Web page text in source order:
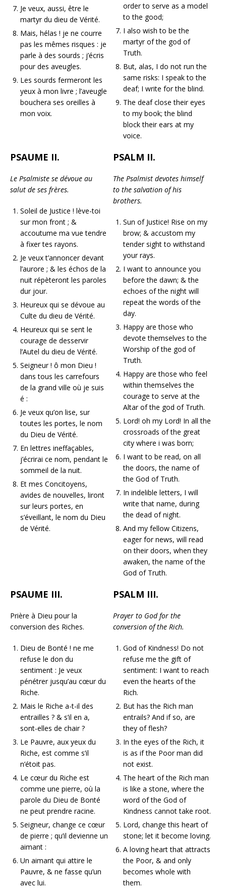
Je veux, aussi, être le
martyr du dieu de Vérité.
Mais, hélas ! je ne courre
pas les mêmes risques : je
parle à des sourds ; j’écris
pour des aveugles.
Les sourds fermeront les
yeux à mon livre ; l’aveugle
bouchera ses oreilles à
mon voix.
order to serve as a model
to the good;
I also wish to be the
martyr of the god of
Truth.
But, alas, I do not run the
same risks: I speak to the
deaf; I write for the blind.
The deaf close their eyes
to my book; the blind
block their ears at my
voice.
PSAUME II.
Le Psalmiste se dévoue au
salut de ses frères.
Soleil de Justice ! lève-toi
sur mon front ; &
accoutume ma vue tendre
à fixer tes rayons.
Je veux t’annoncer devant
l’aurore ; & les échos de la
nuit répèteront les paroles
dur jour.
Heureux qui se dévoue au
Culte du dieu de Vérité.
Heureux qui se sent le
courage de desservir
l’Autel du dieu de Vérité.
Seigneur ! ô mon Dieu !
dans tous les carrefours
de la grand ville où je suis
é :
Je veux qu’on lise, sur
toutes les portes, le nom
du Dieu de Vérité.
En lettres ineffaçables,
j’écrirai ce nom, pendant le
sommeil de la nuit.
Et mes Concitoyens,
avides de nouvelles, liront
sur leurs portes, en
s’éveillant, le nom du Dieu
de Vérité.
PSALM II.
The Psalmist devotes himself
to the salvation of his
brothers.
Sun of Justice! Rise on my
brow; & accustom my
tender sight to withstand
your rays.
I want to announce you
before the dawn; & the
echoes of the night will
repeat the words of the
day.
Happy are those who
devote themselves to the
Worship of the god of
Truth.
Happy are those who feel
within themselves the
courage to serve at the
Altar of the god of Truth.
Lord! oh my Lord! In all the
crossroads of the great
city where i was born;
I want to be read, on all
the doors, the name of
the God of Truth.
In indelible letters, I will
write that name, during
the dead of night.
And my fellow Citizens,
eager for news, will read
on their doors, when they
awaken, the name of the
God of Truth.
PSAUME III.
Prière à Dieu pour la
conversion des Riches.
Dieu de Bonté ! ne me
refuse le don du
sentiment : Je veux
pénétrer jusqu’au cœur du
Riche.
Mais le Riche a-t-il des
entrailles ? & s’il en a,
sont-elles de chair ?
Le Pauvre, aux yeux du
Riche, est comme s’il
n’étoit pas.
Le cœur du Riche est
comme une pierre, où la
parole du Dieu de Bonté
ne peut prendre racine.
Seigneur, change ce cœur
de pierre ; qu’il devienne un
aimant :
Un aimant qui attire le
Pauvre, & ne fasse qu’un
avec lui.
PSALM III.
Prayer to God for the
conversion of the Rich.
God of Kindness! Do not
refuse me the gift of
sentiment: I want to reach
even the hearts of the
Rich.
But has the Rich man
entrails? And if so, are
they of flesh?
In the eyes of the Rich, it
is as if the Poor man did
not exist.
The heart of the Rich man
is like a stone, where the
word of the God of
Kindness cannot take root.
Lord, change this heart of
stone; let it become loving.
A loving heart that attracts
the Poor, & and only
becomes whole with
them.